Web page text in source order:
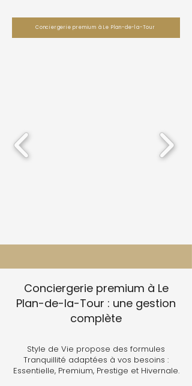
Conciergerie premium à Le Plan-de-la-Tour
Conciergerie premium à Le
Plan-de-la-Tour : une gestion
complète
Style de Vie propose des formules
Tranquillité adaptées à vos besoins :
Essentielle, Premium, Prestige et Hivernale.